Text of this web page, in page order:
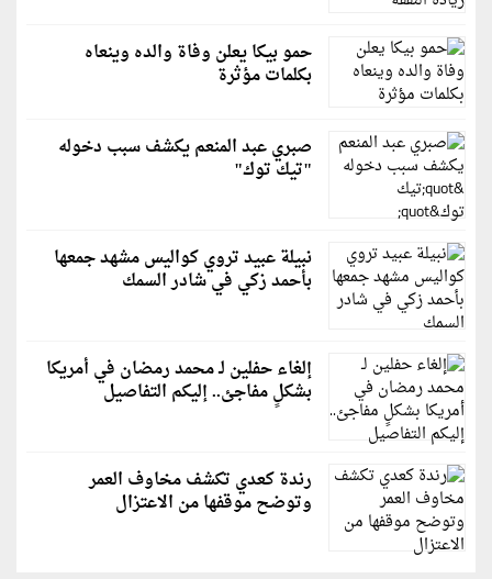
حمو بيكا يعلن وفاة والده وينعاه
بكلمات مؤثرة
صبري عبد المنعم يكشف سبب دخوله
"تيك توك"
نبيلة عبيد تروي كواليس مشهد جمعها
بأحمد زكي في شادر السمك
إلغاء حفلين لـ محمد رمضان في أمريكا
بشكلٍ مفاجئ.. إليكم التفاصيل
رندة كعدي تكشف مخاوف العمر
وتوضح موقفها من الاعتزال